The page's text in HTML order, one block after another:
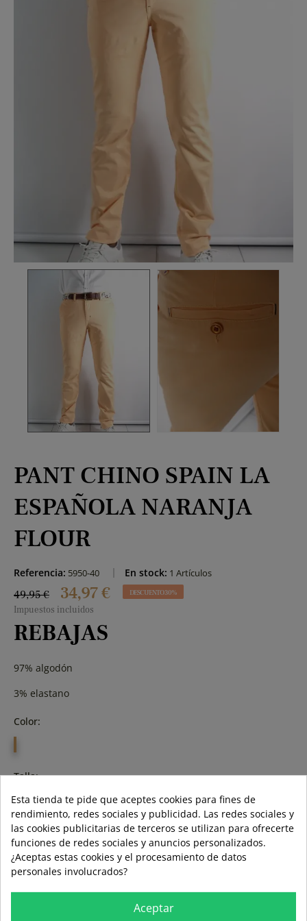
PANT CHINO SPAIN LA
ESPAÑOLA NARANJA
FLOUR
Referencia: 5950-40 En stock: 1 Artículos
49,95 € 34,97 € DESCUENTO 30%
Impuestos incluidos
REBAJAS
97% algodón
3% elastano
Color:
Talla:
40 44 46
AÑADIR A LA CESTA
ÚLTIMAS UNIDADES EN STOCK ÚLTIMAS UNIDADES EN
Esta tienda te pide que aceptes cookies para fines de
rendimiento, redes sociales y publicidad. Las redes sociales y
las cookies publicitarias de terceros se utilizan para ofrecerte
funciones de redes sociales y anuncios personalizados.
¿Aceptas estas cookies y el procesamiento de datos
personales involucrados?
Aceptar